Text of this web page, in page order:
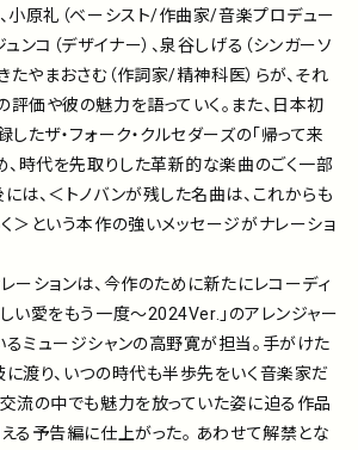
小原礼（ベーシスト/作曲家/音楽プロデュー
ンコ（デザイナー）、泉谷しげる（シンガーソ
たやまおさむ（作詞家/精神科医）らが、それ
価や彼の魅力を語っていく。また、日本初
したザ・フォーク・クルセダーズの「帰って来
、時代を先取りした革新的な楽曲のごく一部
は、＜トノバンが残した名曲は、これからも
＞という本作の強いメッセージがナレーショ
ーションは、今作のために新たにレコーディ
い愛をもう一度～2024Ver.」のアレンジャー
ミュージシャンの高野寛が担当。手がけた
渡り、いつの時代も半歩先をいく音楽家だ
流の中でも魅力を放っていた姿に迫る作品
る予告編に仕上がった。 あわせて解禁とな